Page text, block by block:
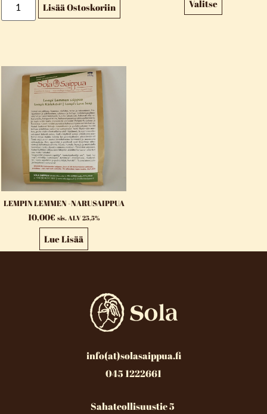
Lisää Ostoskoriin Valitse
LEMPIN LEMMEN -NARUSAIPPUA
10,00€ sis. ALV 25,5%
Lue Lisää
info(at)solasaippua.fi
045 1222661
Sahateollisuustie 5